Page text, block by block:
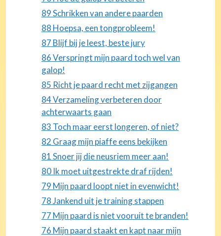
89 Schrikken van andere paarden
88 Hoepsa, een tongprobleem!
87 Blijf bij je leest, beste jury
86 Verspringt mijn paard toch wel van
galop!
85 Richt je paard recht met zijgangen
84 Verzameling verbeteren door
achterwaarts gaan
83 Toch maar eerst longeren, of niet?
82 Graag mijn piaffe eens bekijken
81 Snoer jij die neusriem meer aan!
80 Ik moet uitgestrekte draf rijden!
79 Mijn paard loopt niet in evenwicht!
78 Jankend uit je training stappen
77 Mijn paard is niet vooruit te branden!
76 Mijn paard staakt en kapt naar mijn